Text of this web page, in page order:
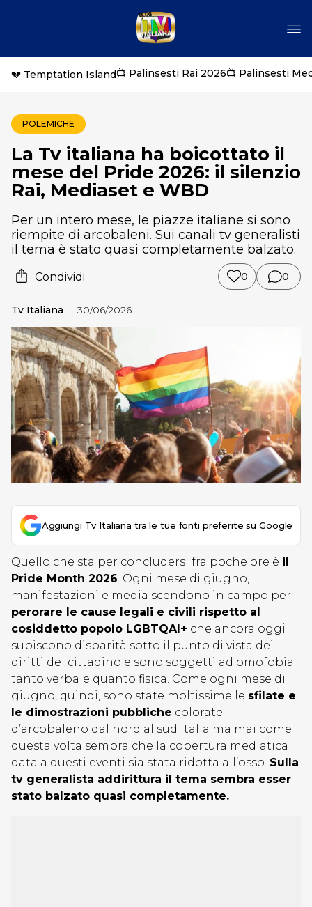
💔 Temptation Island📺 Palinsesti Rai 2026📺 Palinsesti
POLEMICHE
La Tv italiana ha boicottato il
mese del Pride 2026: il silenzio
Rai, Mediaset e WBD
Per un intero mese, le piazze italiane si sono
riempite di arcobaleni. Sui canali tv generalisti
il tema è stato quasi completamente balzato.
Condividi 0 0
Tv Italiana 30/06/2026
Aggiungi Tv Italiana tra le tue fonti preferite su Google
Quello che sta per concludersi fra poche ore è il
Pride Month 2026. Ogni mese di giugno,
manifestazioni e media scendono in campo per
perorare le cause legali e civili rispetto al
cosiddetto popolo LGBTQAI+ che ancora oggi
subiscono disparità sotto il punto di vista dei
diritti del cittadino e sono soggetti ad omofobia
tanto verbale quanto fisica. Come ogni mese di
giugno, quindi, sono state moltissime le sfilate e
le dimostrazioni pubbliche colorate
d’arcobaleno dal nord al sud Italia ma mai come
questa volta sembra che la copertura mediatica
data a questi eventi sia stata ridotta all’osso. Sulla
tv generalista addirittura il tema sembra esser
stato balzato quasi completamente.